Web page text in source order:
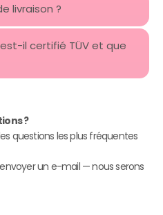
livraison ?
il certifié TÜV et que
?
questions les plus fréquentes
un e-mail — nous serons